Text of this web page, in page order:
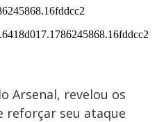
Arsenal, revelou os
reforçar seu ataque